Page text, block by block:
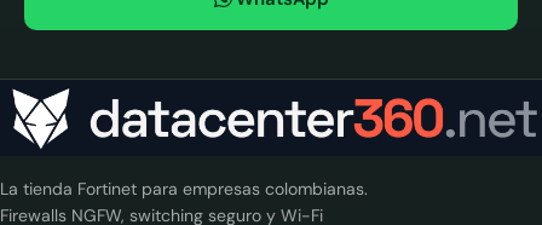
La tienda Fortinet para empresas colombianas.
Firewalls NGFW, switching seguro y Wi-Fi